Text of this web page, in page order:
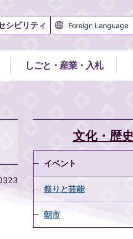
シビリティ
しごと・産業・入札
文化・歴史
イベント
祭りと芸能
朝市